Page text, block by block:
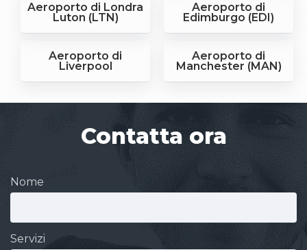
Aeroporto di Londra
Luton (LTN)
Aeroporto di
Edimburgo (EDI)
Aeroporto di
Liverpool
Aeroporto di
Manchester (MAN)
Contatta ora
Nome
Servizi